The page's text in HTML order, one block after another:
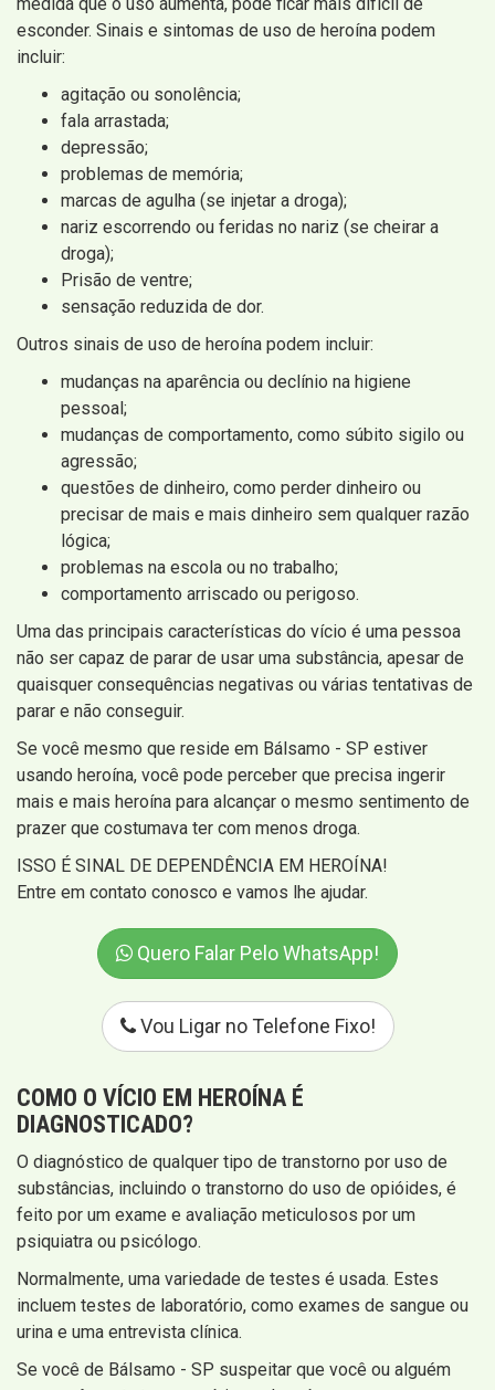
medida que o uso aumenta, pode ficar mais difícil de
esconder. Sinais e sintomas de uso de heroína podem
incluir:
agitação ou sonolência;
fala arrastada;
depressão;
problemas de memória;
marcas de agulha (se injetar a droga);
nariz escorrendo ou feridas no nariz (se cheirar a
droga);
Prisão de ventre;
sensação reduzida de dor.
Outros sinais de uso de heroína podem incluir:
mudanças na aparência ou declínio na higiene
pessoal;
mudanças de comportamento, como súbito sigilo ou
agressão;
questões de dinheiro, como perder dinheiro ou
precisar de mais e mais dinheiro sem qualquer razão
lógica;
problemas na escola ou no trabalho;
comportamento arriscado ou perigoso.
Uma das principais características do vício é uma pessoa
não ser capaz de parar de usar uma substância, apesar de
quaisquer consequências negativas ou várias tentativas de
parar e não conseguir.
Se você mesmo que reside em Bálsamo - SP estiver
usando heroína, você pode perceber que precisa ingerir
mais e mais heroína para alcançar o mesmo sentimento de
prazer que costumava ter com menos droga.
ISSO É SINAL DE DEPENDÊNCIA EM HEROÍNA!
Entre em contato conosco e vamos lhe ajudar.
Quero Falar Pelo WhatsApp!
Vou Ligar no Telefone Fixo!
COMO O VÍCIO EM HEROÍNA É
DIAGNOSTICADO?
O diagnóstico de qualquer tipo de transtorno por uso de
substâncias, incluindo o transtorno do uso de opióides, é
feito por um exame e avaliação meticulosos por um
psiquiatra ou psicólogo.
Normalmente, uma variedade de testes é usada. Estes
incluem testes de laboratório, como exames de sangue ou
urina e uma entrevista clínica.
Se você de Bálsamo - SP suspeitar que você ou alguém